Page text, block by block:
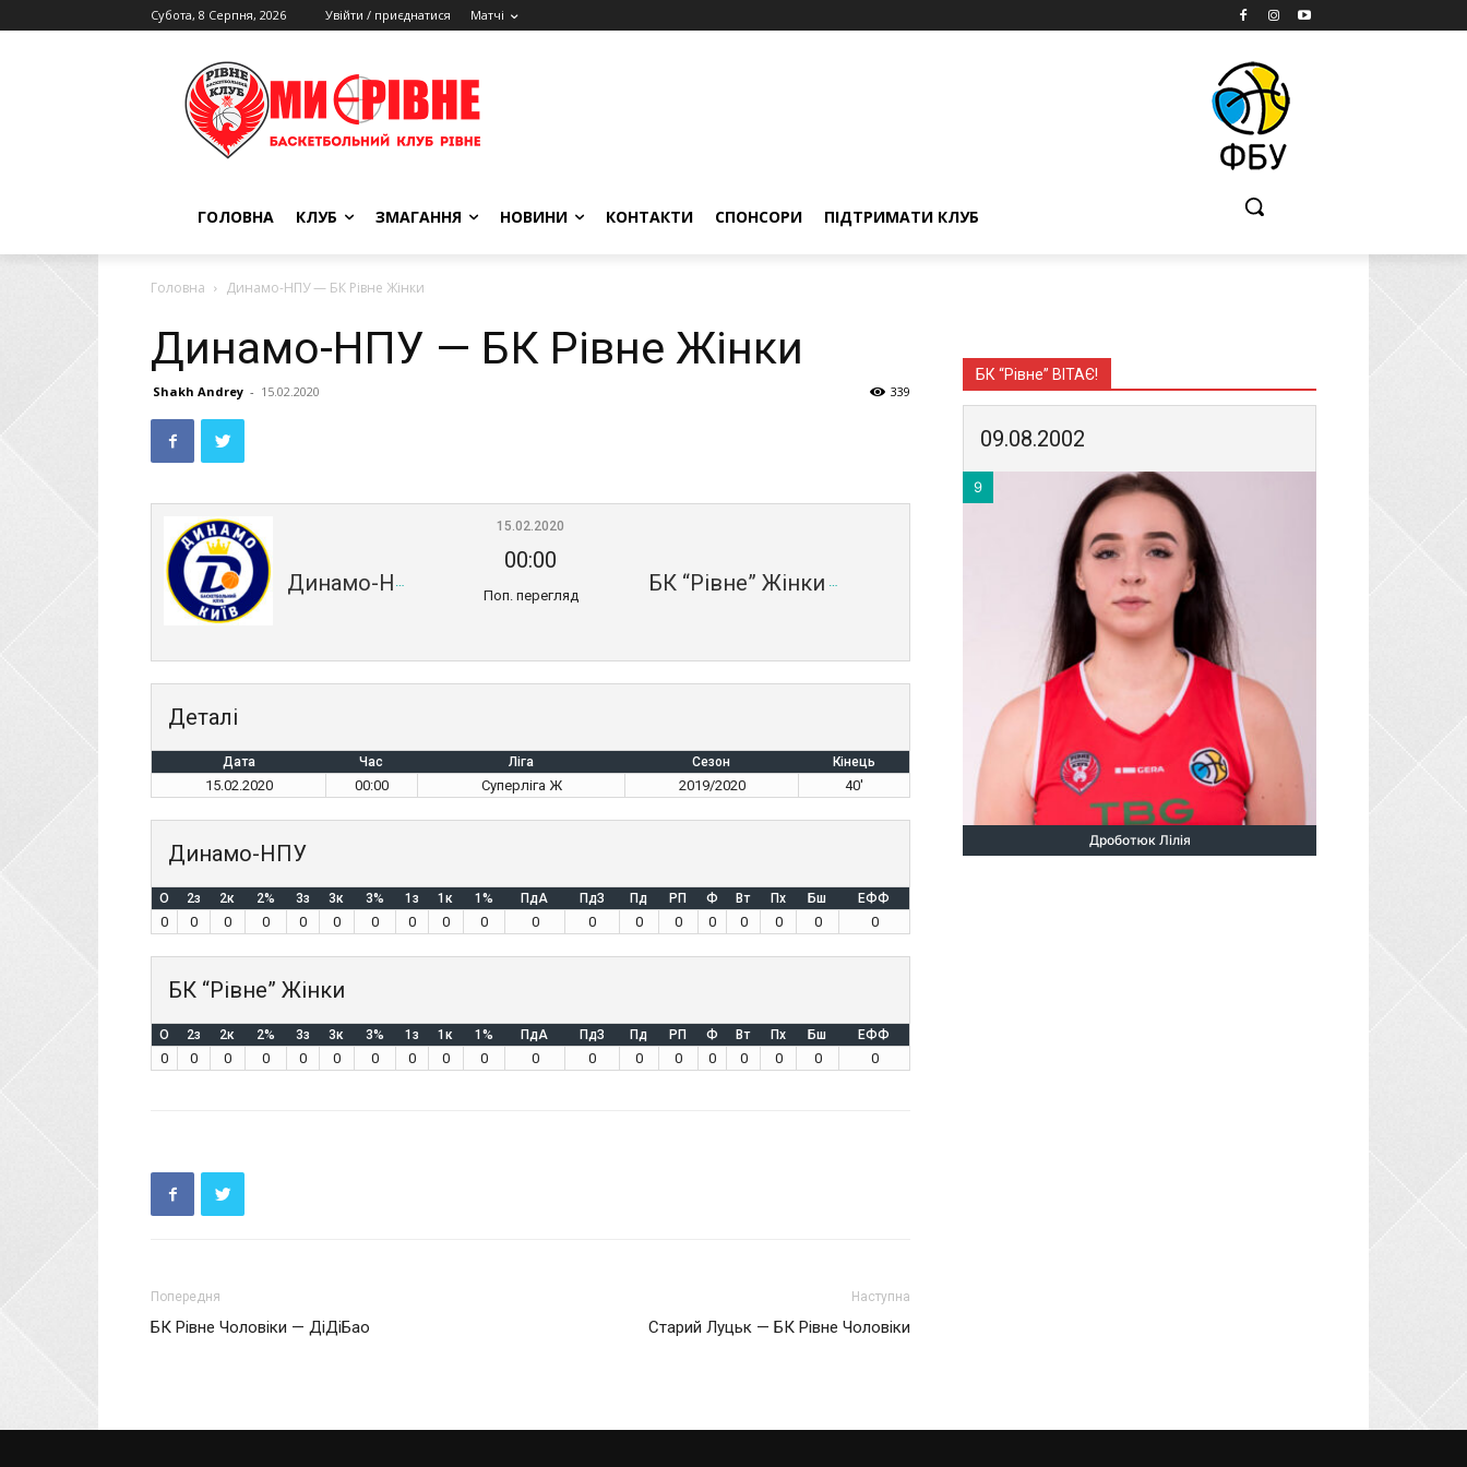
Субота, 8 Серпня, 2026 Увійти / приєднатися Матчі
ГОЛОВНА КЛУБ ЗМАГАННЯ НОВИНИ КОНТАКТИ СПОНСОРИ ПІДТРИМАТИ КЛУБ
Головна Динамо-НПУ — БК Рівне Жінки
Динамо-НПУ — БК Рівне Жінки
Shakh Andrey - 15.02.2020 339
Динамо-НПУ БК “Рівне” Жінки
15.02.2020
00:00
Поп. перегляд
Деталі
Дата Час Ліга Сезон Кінець
15.02.2020 00:00 Суперліга Ж 2019/2020 40'
Динамо-НПУ
O 2з 2к 2% 3з 3к 3% 1з 1к 1% ПдА ПдЗ Пд РП Ф Вт Пх Бш ЕФФ
0 0 0 0 0 0 0 0 0 0 0 0 0 0 0 0 0 0 0
БК “Рівне” Жінки
O 2з 2к 2% 3з 3к 3% 1з 1к 1% ПдА ПдЗ Пд РП Ф Вт Пх Бш ЕФФ
0 0 0 0 0 0 0 0 0 0 0 0 0 0 0 0 0 0 0
Попередня
БК Рівне Чоловіки — ДіДіБао
Наступна
Старий Луцьк — БК Рівне Чоловіки
БК “Рівне” ВІТАЄ!
09.08.2002
9
Дроботюк Лілія